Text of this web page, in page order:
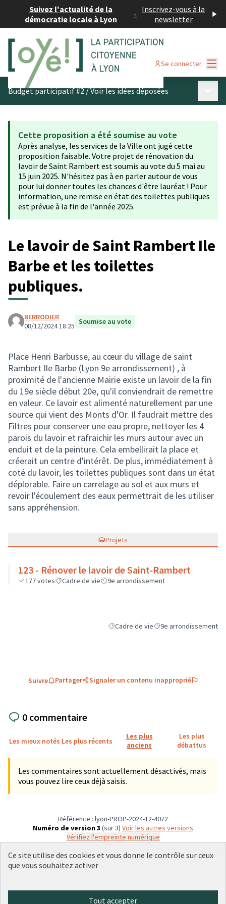
Suivez l'actualité de la
démocratie locale à Lyon
- Inscrivez-vous à la
newsletter
Se connecter
Budget participatif #2/Voir les idées déposées
Cette proposition a été soumise au vote
Après analyse, les services de la Ville ont jugé cette
proposition faisable. Votre projet de rénovation du
lavoir de Saint Rambert est soumis au vote du 5 mai au
15 juin 2025. N'hésitez pas à en parler autour de vous
pour lui donner toutes les chances d'être lauréat ! Pour
information, une remise en état des toilettes publiques
est prévue à la fin de l'année 2025.
Le lavoir de Saint Rambert Ile
Barbe et les toilettes
publiques.
BERRODIER
08/12/2024 18:25 Soumise au vote
Place Henri Barbusse, au cœur du village de saint
Rambert Ile Barbe (Lyon 9e arrondissement) , à
proximité de l'ancienne Mairie existe un lavoir de la fin
du 19e siècle début 20e, qu'il conviendrait de remettre
en valeur. Ce lavoir est alimenté naturellement par une
source qui vient des Monts d'Or. Il faudrait mettre des
Filtres pour conserver une eau propre, nettoyer les 4
parois du lavoir et rafraichir les murs autour avec un
enduit et de la peinture. Cela embellirait la place et
créerait un centre d'intérêt. De plus, immédiatement à
coté du lavoir, les toilettes publiques sont dans un état
déplorable. Faire un carrelage au sol et aux murs et
revoir l'écoulement des eaux permettrait de les utiliser
sans appréhension.
Projets
123 - Rénover le lavoir de Saint-Rambert
177votes Cadre de vie 9e arrondissement
Filtrer les résultats de la catégorie :
Cadre de vieFiltrer les résultats
9e arrondissement
Suivre Partager Signaler un contenu inapproprié
0 commentaire
Les mieux notés Les plus récents
Les plus
anciens
Les plus
débattus
Les commentaires sont actuellement désactivés, mais
vous pouvez lire ceux déjà saisis.
Référence : lyon-PROP-2024-12-4072
Numéro de version 3 (sur 3)
voir les autres versions
Vérifiez l'empreinte numérique
Ce site utilise des cookies et vous donne le contrôle sur ceux
que vous souhaitez activer
Tout accepter